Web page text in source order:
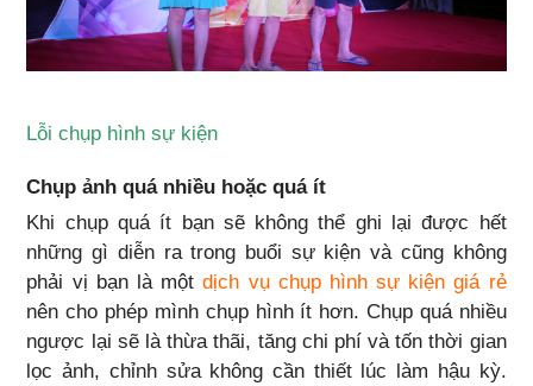
Lỗi chụp hình sự kiện
Chụp ảnh quá nhiều hoặc quá ít
Khi chụp quá ít bạn sẽ không thể ghi lại được hết
những gì diễn ra trong buổi sự kiện và cũng không
phải vị bạn là mộtdịch vụ chụp hình sự kiện giá rẻ
nên cho phép mình chụp hình ít hơn. Chụp quá nhiều
ngược lại sẽ là thừa thãi, tăng chi phí và tốn thời gian
lọc ảnh, chỉnh sửa không cần thiết lúc làm hậu kỳ.